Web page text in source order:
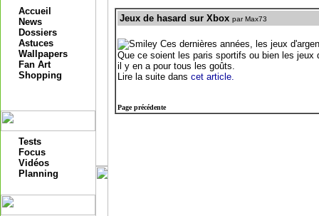
Accueil
News
Dossiers
Astuces
Wallpapers
Fan Art
Shopping
Tests
Focus
Vidéos
Planning
Jeux de hasard sur Xbox par Max73
Ces dernières années, les jeux
Que ce soient les paris sportifs ou bien les
il y en a pour tous les goûts.
Lire la suite dans cet article.
Page précédente